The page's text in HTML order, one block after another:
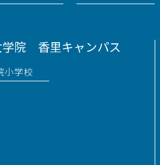
学院 香里キャンパス
小学校